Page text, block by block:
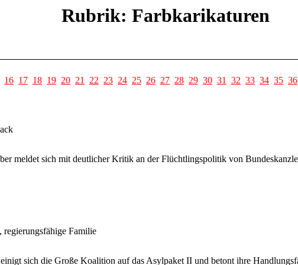
Rubrik: Farbkarikaturen
16 17 18 19 20 21 22 23 24 25 26 27 28 29 30 31 32 33 34 35 36
meldet sich mit deutlicher Kritik an der Flüchtlingspolitik von
Familie
sich die Große Koalition auf das Asylpaket II und betont ihre